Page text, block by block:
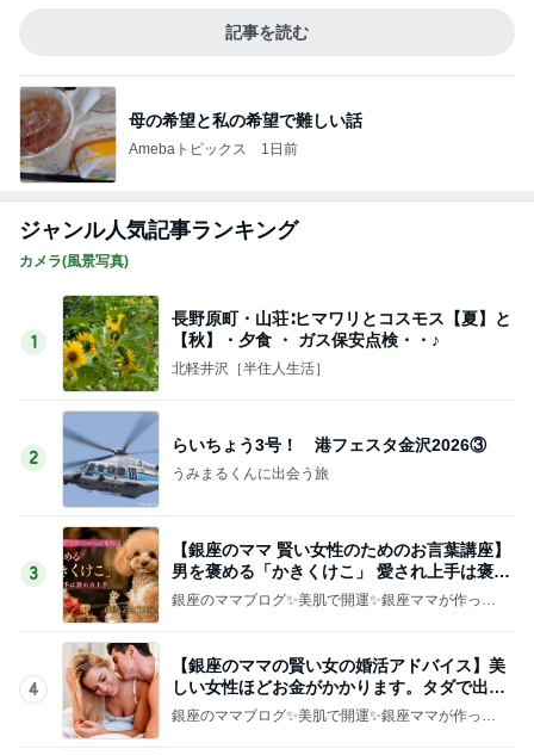
記事を読む
母の希望と私の希望で難しい話
Amebaトピックス 1日前
ジャンル人気記事ランキング
カメラ(風景写真)
1
長野原町・山荘∶ヒマワリとコスモス【夏】と
【秋】・夕食 ・ ガス保安点検・・♪
北軽井沢［半住人生活］
2
らいちょう3号！ 港フェスタ金沢2026③
うみまるくんに出会う旅
3
【銀座のママ 賢い女性のためのお言葉講座】
男を褒める「かきくけこ」 愛され上手は褒め
方上手
銀座のママブログ✨美肌で開運✨銀座ママが作った
4
【銀座のママの賢い女の婚活アドバイス】美
しい女性ほどお金がかかります。タダで出会
えると思うなよ
銀座のママブログ✨美肌で開運✨銀座ママが作った